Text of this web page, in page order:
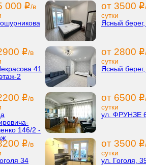
000 i/в
от 3500 i
сутки
Ясный
i/в
41
2
от 2800 i
сутки
Ясный
i/в
146/2 -
от 6500 i
сутки
ул. ФРУНЗЕ
i/в
34
от 3500 i
сутки
ул. Гоголя,